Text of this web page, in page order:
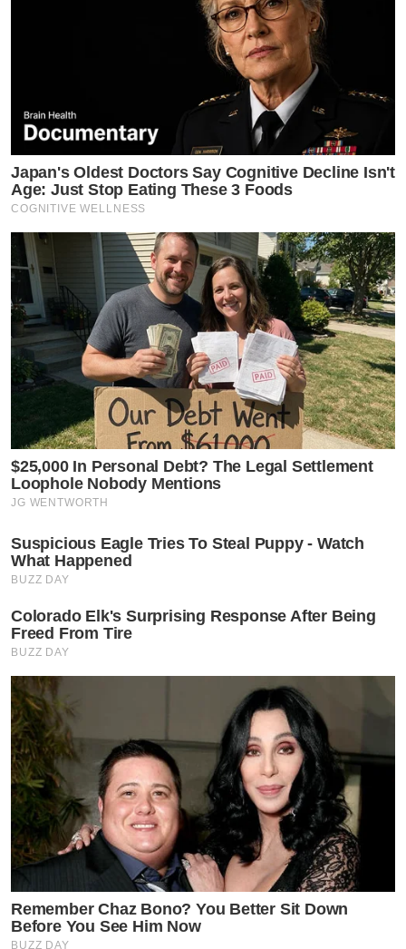
Japan's Oldest Doctors Say Cognitive Decline Isn't
Age: Just Stop Eating These 3 Foods
COGNITIVE WELLNESS
$25,000 In Personal Debt? The Legal Settlement
Loophole Nobody Mentions
JG WENTWORTH
Suspicious Eagle Tries To Steal Puppy - Watch
What Happened
BUZZ DAY
Colorado Elk's Surprising Response After Being
Freed From Tire
BUZZ DAY
Remember Chaz Bono? You Better Sit Down
Before You See Him Now
BUZZ DAY